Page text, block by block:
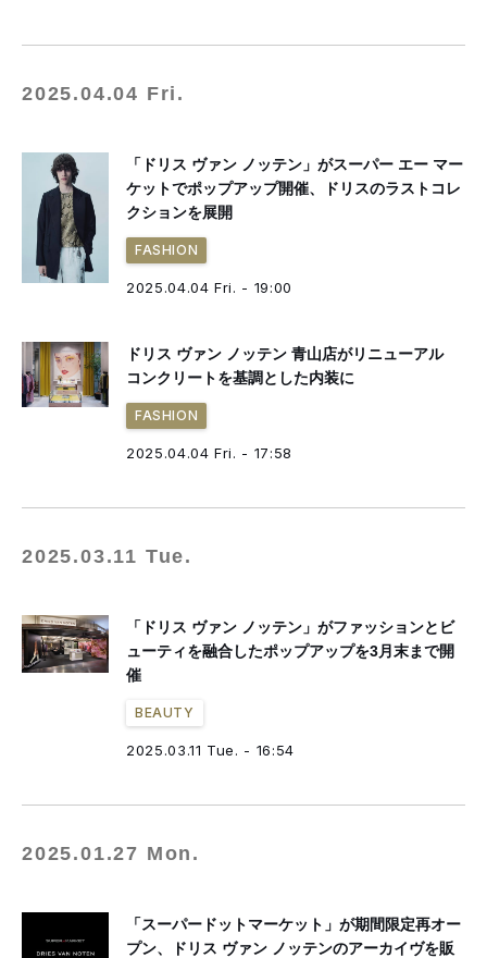
2025.04.04 Fri.
「ドリス ヴァン ノッテン」がスーパー エー マー
ケットでポップアップ開催、ドリスのラストコレ
クションを展開
FASHION
2025.04.04 Fri. - 19:00
ドリス ヴァン ノッテン 青山店がリニューアル
コンクリートを基調とした内装に
FASHION
2025.04.04 Fri. - 17:58
2025.03.11 Tue.
「ドリス ヴァン ノッテン」がファッションとビ
ューティを融合したポップアップを3月末まで開
催
BEAUTY
2025.03.11 Tue. - 16:54
2025.01.27 Mon.
「スーパードットマーケット」が期間限定再オー
プン、ドリス ヴァン ノッテンのアーカイヴを販